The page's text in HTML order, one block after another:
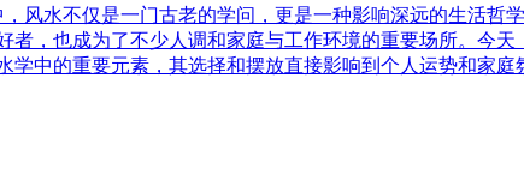
风水不仅是一门古老的学问，更是一种影响深远的生活哲
者，也成为了不少人调和家庭与工作环境的重要场所。今
学中的重要元素，其选择和摆放直接影响到个人运势和家庭